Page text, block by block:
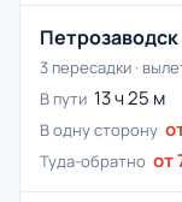
3 пересадки ·
В пути 13 ч 25 м
В одну сторону
Туда-обратно от